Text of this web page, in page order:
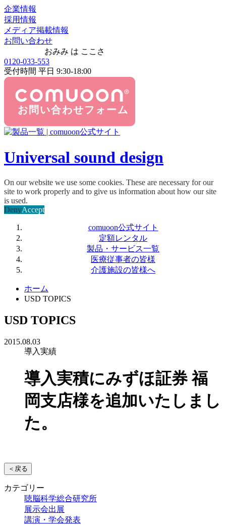
企業情報
採用情報
メディア掲載情報
お問い合わせ
おみみ は ここさ
0120-033-553
受付時間 平日 9:30-18:00
Universal sound design
On our website we use some cookies. These are necessary for our
site to work properly and to give us information about how our site
is used.
DenyAccept
comuoon公式サイト
定額レンタル
製品・サービス一覧
医療従事者の皆様
介護施設の皆様へ
ホーム
USD TOPICS
USD TOPICS
2015.08.03
導入実績
導入実積にみずほ証券 福
岡支店様を追加いたしまし
た。
＜戻る
カテゴリー
聴脳科学総合研究所
展示会出展
講演・学会発表